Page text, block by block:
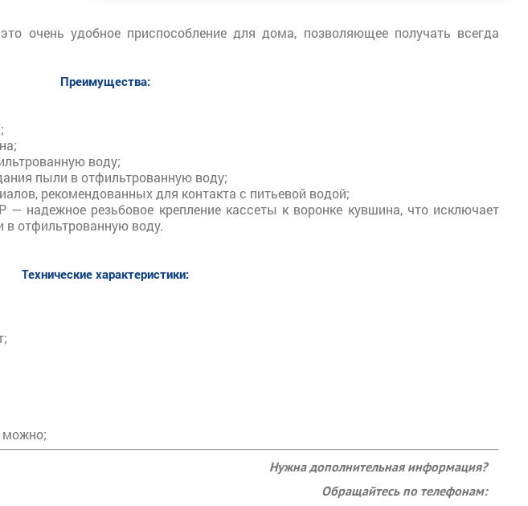
очень удобное приспособление для дома, позволяющее получать всегда
Преимущества:
воду;
пыли в отфильтрованную воду;
рекомендованных для контакта с питьевой водой;
надежное резьбовое крепление кассеты к воронке кувшина, что исключает
отфильтрованную воду.
Технические характеристики:
можно;
Нужна дополнительная информация?
Обращайтесь по телефонам: